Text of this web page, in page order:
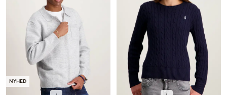
NYHED